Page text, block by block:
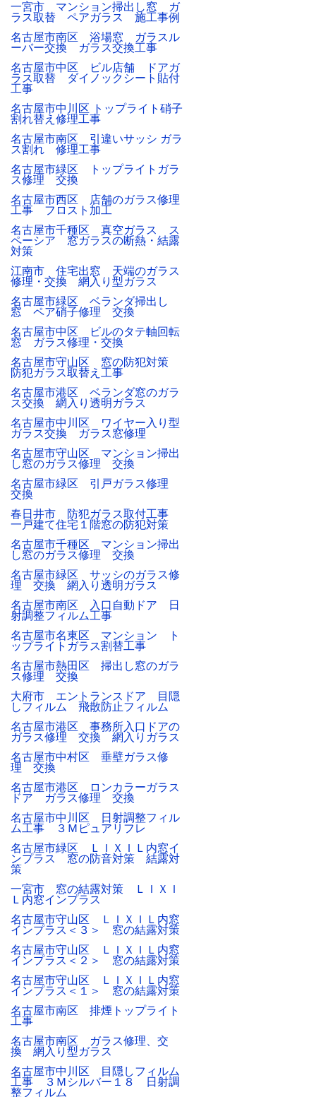
一宮市 マンション掃出し窓 ガ
ラス取替 ペアガラス 施工事例
名古屋市南区 浴場窓 ガラスル
ーバー交換 ガラス交換工事
名古屋市中区 ビル店舗 ドアガ
ラス取替 ダイノックシート貼付
工事
名古屋市中川区 トップライト硝子
割れ替え修理工事
名古屋市南区 引違いサッシ ガラ
ス割れ 修理工事
名古屋市緑区 トップライトガラ
ス修理 交換
名古屋市西区 店舗のガラス修理
工事 フロスト加工
名古屋市千種区 真空ガラス ス
ペーシア 窓ガラスの断熱・結露
対策
江南市 住宅出窓 天端のガラス
修理・交換 網入り型ガラス
名古屋市緑区 ベランダ掃出し
窓 ペア硝子修理 交換
名古屋市中区 ビルのタテ軸回転
窓 ガラス修理・交換
名古屋市守山区 窓の防犯対策
防犯ガラス取替え工事
名古屋市港区 ベランダ窓のガラ
ス交換 網入り透明ガラス
名古屋市中川区 ワイヤー入り型
ガラス交換 ガラス窓修理
名古屋市守山区 マンション掃出
し窓のガラス修理 交換
名古屋市緑区 引戸ガラス修理
交換
春日井市 防犯ガラス取付工事
一戸建て住宅１階窓の防犯対策
名古屋市千種区 マンション掃出
し窓のガラス修理 交換
名古屋市緑区 サッシのガラス修
理 交換 網入り透明ガラス
名古屋市南区 入口自動ドア 日
射調整フィルム工事
名古屋市名東区 マンション ト
ップライトガラス割替工事
名古屋市熱田区 掃出し窓のガラ
ス修理 交換
大府市 エントランスドア 目隠
しフィルム 飛散防止フィルム
名古屋市港区 事務所入口ドアの
ガラス修理 交換 網入りガラス
名古屋市中村区 垂壁ガラス修
理 交換
名古屋市港区 ロンカラーガラス
ドア ガラス修理 交換
名古屋市中川区 日射調整フィル
ム工事 ３Ｍピュアリフレ
名古屋市緑区 ＬＩＸＩＬ内窓イ
ンプラス 窓の防音対策 結露対
策
一宮市 窓の結露対策 ＬＩＸＩ
Ｌ内窓インプラス
名古屋市守山区 ＬＩＸＩＬ内窓
インプラス＜３＞ 窓の結露対策
名古屋市守山区 ＬＩＸＩＬ内窓
インプラス＜２＞ 窓の結露対策
名古屋市守山区 ＬＩＸＩＬ内窓
インプラス＜１＞ 窓の結露対策
名古屋市南区 排煙トップライト
工事
名古屋市南区 ガラス修理、交
換 網入り型ガラス
名古屋市中川区 目隠しフィルム
工事 ３Ｍシルバー１８ 日射調
整フィルム